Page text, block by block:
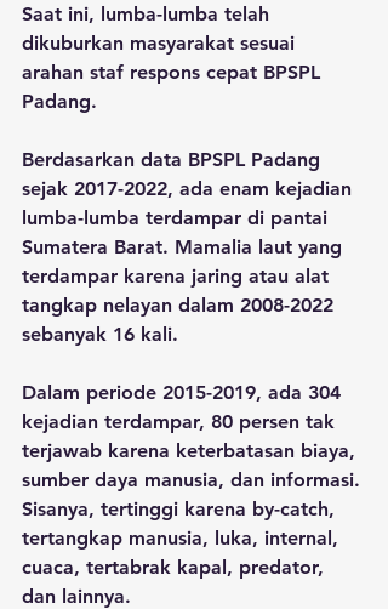
Saat ini, lumba-lumba telah
dikuburkan masyarakat sesuai
arahan staf respons cepat BPSPL
Padang.
Berdasarkan data BPSPL Padang
sejak 2017-2022, ada enam kejadian
lumba-lumba terdampar di pantai
Sumatera Barat. Mamalia laut yang
terdampar karena jaring atau alat
tangkap nelayan dalam 2008-2022
sebanyak 16 kali.
Dalam periode 2015-2019, ada 304
kejadian terdampar, 80 persen tak
terjawab karena keterbatasan biaya,
sumber daya manusia, dan informasi.
Sisanya, tertinggi karena by-catch,
tertangkap manusia, luka, internal,
cuaca, tertabrak kapal, predator,
dan lainnya.